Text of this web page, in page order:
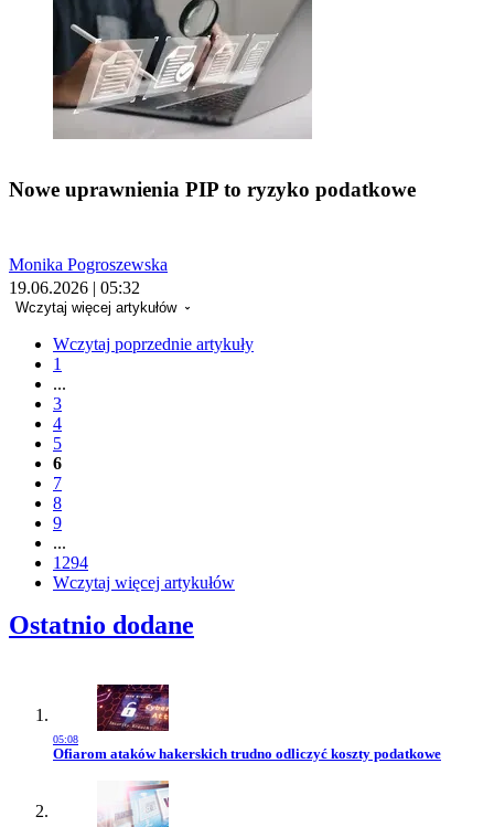
Nowe uprawnienia PIP to ryzyko podatkowe
Monika Pogroszewska
19.06.2026 | 05:32
Wczytaj więcej artykułów
Wczytaj poprzednie artykuły
1
...
3
4
5
6
7
8
9
...
1294
Wczytaj więcej artykułów
Ostatnio dodane
05:08
Przejdź do artykułu:
Ofiarom ataków hakerskich trudno odliczyć koszty podatkowe